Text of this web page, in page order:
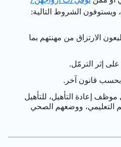
الشروط التالية:
الارتزاق من مهنتهم بما
إثر الترمّل.
قانون آخر.
إعادة التأهيل، للتأهيل
ووضعهم الصحي